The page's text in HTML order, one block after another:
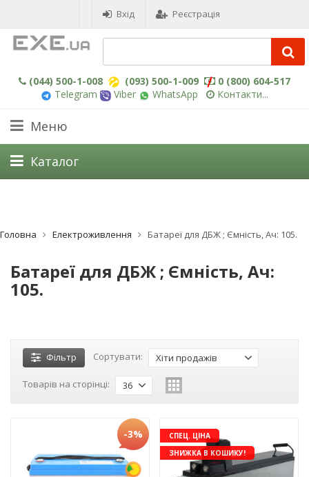
Вхід Реєстрація
(044) 500-1-008 (093) 500-1-009
0 (800) 604-517
Telegram
Viber WhatsApp Контакти...
Меню
Каталог
Головна Електроживлення Батареї для ДБЖ ; Ємність, Ач: 105.
Батареї для ДБЖ ; Ємність, Ач:
105.
Фільтр Сортувати: Хіти продажів
Товарів на сторінці: 36
-3%
СПЕЦ. ЦІНА
ЗНИЖКА В КОШИКУ!